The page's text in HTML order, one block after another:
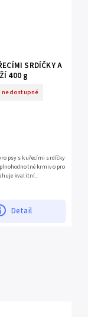
SRDÍČKY A
400 g
Detail
psy s kuřecími srdíčky
krmivo pro
kvalitní...